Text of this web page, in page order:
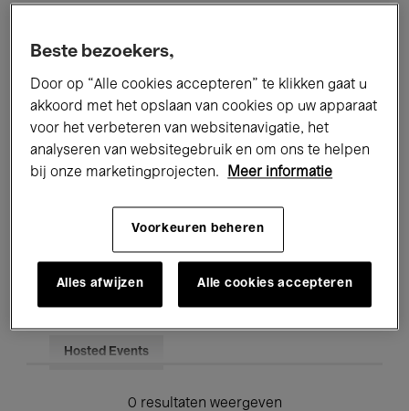
Performances Lezingen & Debatten
Jazz Klassieke Muziek Global Music
Onderwijs Rondleidingen
Hosted Events
0 resultaten weergeven
Beste bezoekers,
Door op “Alle cookies accepteren” te klikken gaat u
akkoord met het opslaan van cookies op uw apparaat
voor het verbeteren van websitenavigatie, het
analyseren van websitegebruik en om ons te helpen
bij onze marketingprojecten.
Meer informatie
Voorkeuren beheren
Alles afwijzen Alle cookies accepteren